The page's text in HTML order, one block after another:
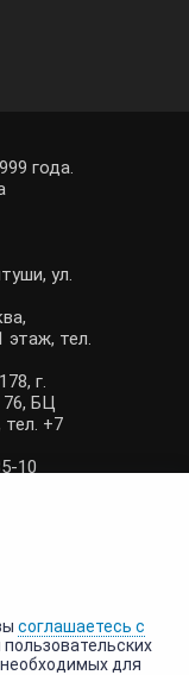
года.
ул.
этаж, тел.
г.
76, БЦ
+7
10
(общие
(жалобы)
соглашаетесь с
для